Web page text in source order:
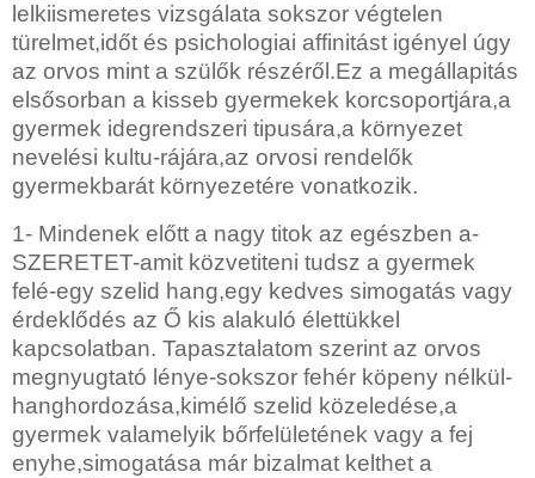
lelkiismeretes vizsgálata sokszor végtelen
türelmet,időt és psichologiai affinitást igényel úgy
az orvos mint a szülők részéről.Ez a megállapitás
elsősorban a kisseb gyermekek korcsoportjára,a
gyermek idegrendszeri tipusára,a környezet
nevelési kultu-rájára,az orvosi rendelők
gyermekbarát környezetére vonatkozik.
1- Mindenek előtt a nagy titok az egészben a-
SZERETET-amit közvetiteni tudsz a gyermek
felé-egy szelid hang,egy kedves simogatás vagy
érdeklődés az Ő kis alakuló élettükkel
kapcsolatban. Tapasztalatom szerint az orvos
megnyugtató lénye-sokszor fehér köpeny nélkül-
hanghordozása,kimélő szelid közeledése,a
gyermek valamelyik bőrfelületének vagy a fej
enyhe,simogatása már bizalmat kelthet a